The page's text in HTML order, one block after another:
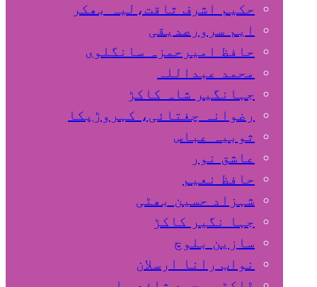
حکیم اشرف ثاقت،لیہ بھکر
ایم سرورصدیقی
حافظ امیرحمزہ سانگلوی
محمد عبداللہ
جہانگیر شاہ کاکڑ
رضوانہ چغتائی، کہروڑپکا
ثوبیہ عباس
عاشق نور
حافظ نعیم
شہزاد حسین بھٹی
جہا نگیر کاکڑ
سازین بلوچ
نواب رانا ارسلان